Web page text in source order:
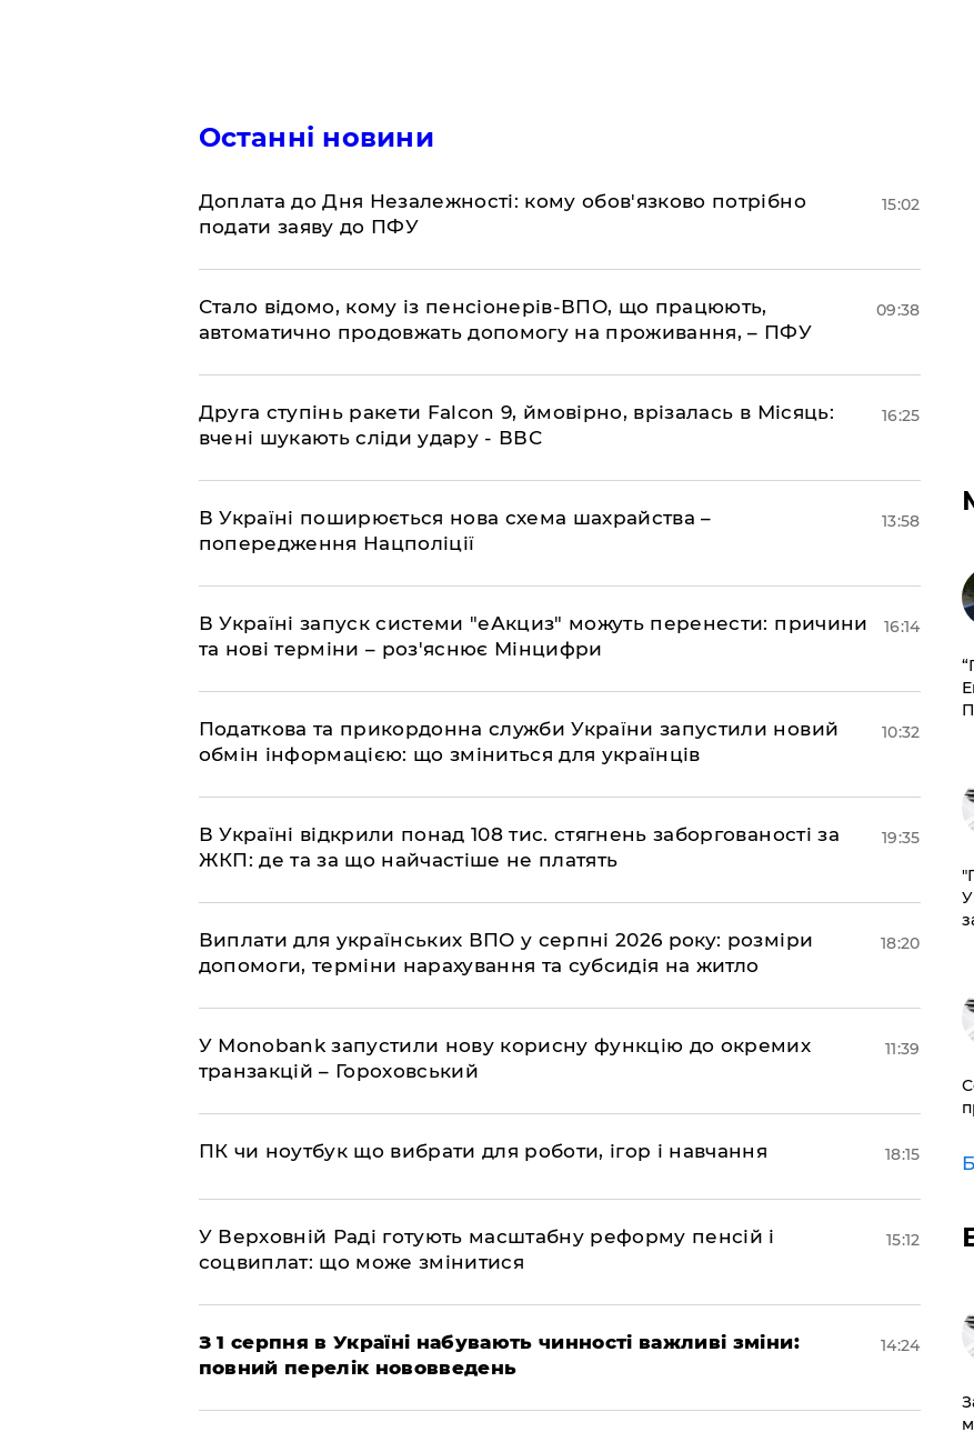
Останні новини
Доплата до Дня Незалежності: кому обов'язково потрібно
подати заяву до ПФУ
15:02
Стало відомо, кому із пенсіонерів-ВПО, що працюють,
автоматично продовжать допомогу на проживання, – ПФУ
09:38
​Друга ступінь ракети Falcon 9, ймовірно, врізалась в Місяць:
вчені шукають сліди удару - ВВС
16:25
В Україні поширюється нова схема шахрайства –
попередження Нацполіції
13:58
​В Україні запуск системи "еАкциз" можуть перенести: причини
та нові терміни – роз'яснює Мінцифри
16:14
Податкова та прикордонна служби України запустили новий
обмін інформацією: що зміниться для українців
10:32
В Україні відкрили понад 108 тис. стягнень заборгованості за
ЖКП: де та за що найчастіше не платять
19:35
Виплати для українських ВПО у серпні 2026 року: розміри
допомоги, терміни нарахування та субсидія на житло
18:20
У Мonobank запустили нову корисну функцію до окремих
транзакцій – Гороховський
11:39
ПК чи ноутбук що вибрати для роботи, ігор і навчання 18:15
У Верховній Раді готують масштабну реформу пенсій і
соцвиплат: що може змінитися
15:12
З 1 серпня в Україні набувають чинності важливі зміни:
повний перелік нововведень
14:24